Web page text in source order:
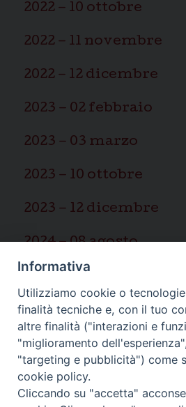
2022 – 10 ottobre
2022 – 11 novembre
2022 – 12 dicembre
2023 – 02 febbraio
2023 – 03 marzo
2023 – 10 ottobre
2023 – 12 dicembre
2024 – 08 agosto
2025 – 03 marzo
Paolo”
Informativa
Utilizziamo cookie o
finalità tecniche e, con il tuo
altre finalità ("interazioni e
"miglioramento
"targeting e pubblicità") come
cookie policy.
Cliccando su "accetta"